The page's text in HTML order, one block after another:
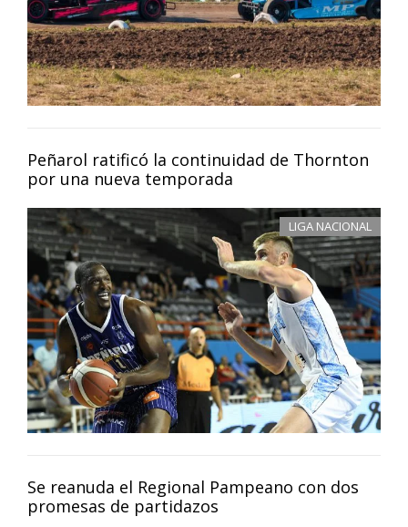
Peñarol ratificó la continuidad de Thornton
por una nueva temporada
LIGA NACIONAL
Se reanuda el Regional Pampeano con dos
promesas de partidazos